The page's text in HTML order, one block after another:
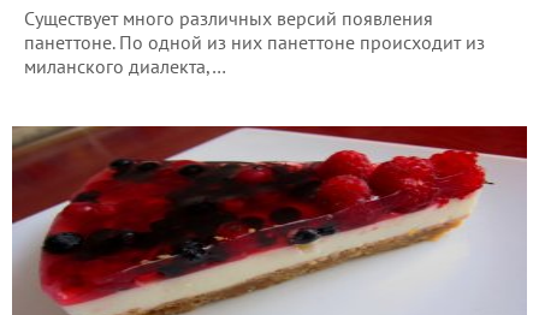
Существует много различных версий появления
панеттоне. По одной из них панеттоне происходит из
миланского диалекта,…